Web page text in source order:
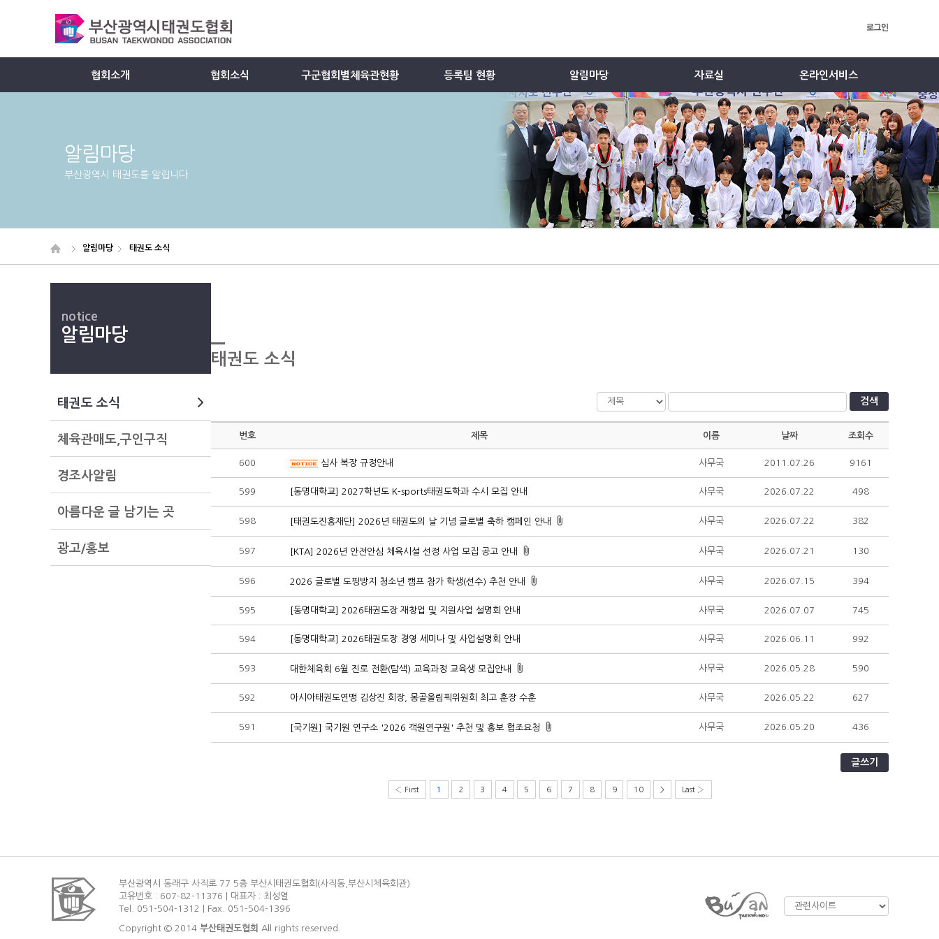
협회소개 협회소식 구군협회별체육관현황 등록팀 현황 알림마당 자료실 온라인서비스
알림마당
부산광역시 태권도를 알립니다
알림마당 태권도 소식
notice
알림마당
태권도 소식
체육관매도,구인구직
경조사알림
아름다운 글 남기는 곳
광고/홍보
태권도 소식
검색
번호 제목 이름 날짜 조회수
600 심사 복장 규정안내 사무국 2011.07.26 9161
599 [동명대학교] 2027학년도 K-sports태권도학과 수시 모집 안내 사무국 2026.07.22 498
598 [태권도진흥재단] 2026년 태권도의 날 기념 글로벌 축하 캠페인 안내 사무국 2026.07.22 382
597 [KTA] 2026년 안전안심 체육시설 선정 사업 모집 공고 안내 사무국 2026.07.21 130
596 2026 글로벌 도핑방지 청소년 캠프 참가 학생(선수) 추천 안내 사무국 2026.07.15 394
595 [동명대학교] 2026태권도장 재창업 및 지원사업 설명회 안내 사무국 2026.07.07 745
594 [동명대학교] 2026태권도장 경영 세미나 및 사업설명회 안내 사무국 2026.06.11 992
593 대한체육회 6월 진로 전환(탐색) 교육과정 교육생 모집안내 사무국 2026.05.28 590
592 아시아태권도연맹 김상진 회장, 몽골올림픽위원회 최고 훈장 수훈 사무국 2026.05.22 627
591 [국기원] 국기원 연구소 '2026 객원연구원' 추천 및 홍보 협조요청 사무국 2026.05.20 436
글쓰기
‹ First 1 2 3 4 5 6 7 8 9 10 > Last ›
부산광역시 동래구 사직로 77 5층 부산시태권도협회(사직동,부산시체육회관)
고유번호 : 607-82-11376 | 대표자 : 최성열
Tel. 051-504-1312 | Fax. 051-504-1396
Copyright © 2014 부산태권도협회 All rights reserved.